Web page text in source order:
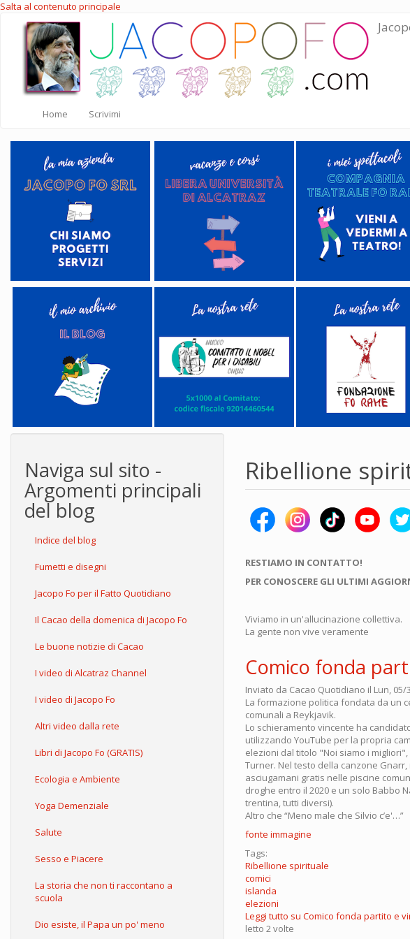
Salta al contenuto principale
Home Scrivimi
Naviga sul sito -
Argomenti principali
del blog
Indice del blog
Fumetti e disegni
Jacopo Fo per il Fatto Quotidiano
Il Cacao della domenica di Jacopo Fo
Le buone notizie di Cacao
I video di Alcatraz Channel
I video di Jacopo Fo
Altri video dalla rete
Libri di Jacopo Fo (GRATIS)
Ecologia e Ambiente
Yoga Demenziale
Salute
Sesso e Piacere
La storia che non ti raccontano a
scuola
Dio esiste, il Papa un po' meno
Ribellione
RESTIAMO IN CONTATTO!
PER CONOSCERE GLI ULTIMI
Viviamo in un'allucinazione collettiva.
La gente non vive veramente
Comico fonda
Inviato da Cacao Quotidiano il Lun, 05/
La formazione politica fondata da un
comunali a Reykjavik.
Lo schieramento vincente ha
utilizzando YouTube per la propria
elezioni dal titolo "Noi siamo i
Turner. Nel testo della canzone
asciugamani gratis nelle piscine
droghe entro il 2020 e un solo Babbo
trentina, tutti diversi).
Altro che “Meno male che Silvio c’e'…”
fonte immagine
Tags:
Ribellione spirituale
comici
islanda
elezioni
Leggi tutto su Comico fonda partito e
letto 2 volte